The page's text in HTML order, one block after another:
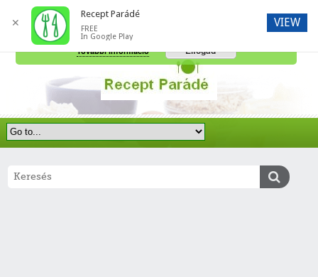
A honlap további használatához a sütik használatát el kell fogadni.
További információ
Elfogad
✕
Recept Parádé
FREE
In Google Play
VIEW